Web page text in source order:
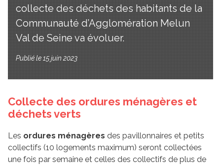
collecte des déchets des habitants de la
Communauté d’Agglomération Melun
Val de Seine va évoluer.
Publié le 15 juin 2023
Collecte des ordures ménagères et
déchets verts
Les ordures ménagères des pavillonnaires et petits
collectifs (10 logements maximum) seront collectées
une fois par semaine et celles des collectifs de plus de